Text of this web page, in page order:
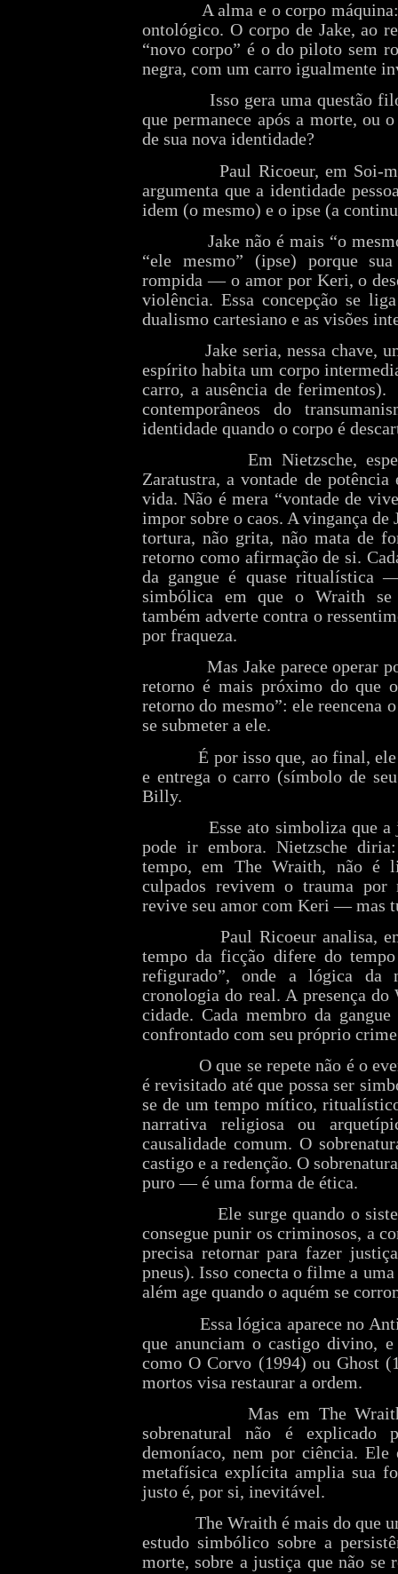
A alma e o corpo
ontológico. O corpo de Jake, ao
“novo corpo” é o do piloto sem
negra, com um carro igualmente
Isso gera uma questão
que permanece após a morte, ou
de sua nova identidade?
Paul Ricoeur, em Soi-
argumenta que a identidade
idem (o mesmo) e o ipse (a
Jake não é mais “o
“ele mesmo” (ipse) porque
rompida — o amor por Keri, o
violência. Essa concepção se
dualismo cartesiano e as visões
Jake seria, nessa chave,
espírito habita um corpo
carro, a ausência de ferimentos).
contemporâneos do
identidade quando o corpo é
Em Nietzsche,
Zaratustra, a vontade de
vida. Não é mera “vontade de
impor sobre o caos. A vingança de
tortura, não grita, não mata de
retorno como afirmação de si.
da gangue é quase ritualística
simbólica em que o Wraith se
também adverte contra o
por fraqueza.
Mas Jake parece operar
retorno é mais próximo do que
retorno do mesmo”: ele reencena
se submeter a ele.
É por isso que, ao final,
e entrega o carro (símbolo de
Billy.
Esse ato simboliza que
pode ir embora. Nietzsche
tempo, em The Wraith, não é
culpados revivem o trauma
revive seu amor com Keri — mas
Paul Ricoeur analisa,
tempo da ficção difere do
refigurado”, onde a lógica da
cronologia do real. A presença do
cidade. Cada membro da
confrontado com seu próprio
O que se repete não é o
é revisitado até que possa ser
se de um tempo mítico,
narrativa religiosa ou
causalidade comum. O
castigo e a redenção. O
puro — é uma forma de ética.
Ele surge quando o
consegue punir os criminosos, a
precisa retornar para fazer
pneus). Isso conecta o filme a
além age quando o aquém se
Essa lógica aparece no
que anunciam o castigo divino,
como O Corvo (1994) ou Ghost
mortos visa restaurar a ordem.
Mas em The
sobrenatural não é explicado
demoníaco, nem por ciência. Ele
metafísica explícita amplia sua
justo é, por si, inevitável.
The Wraith é mais do que
estudo simbólico sobre a
morte, sobre a justiça que não se